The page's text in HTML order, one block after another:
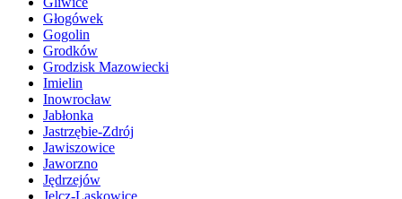
Głogówek
Gogolin
Grodków
Grodzisk Mazowiecki
Imielin
Inowrocław
Jabłonka
Jastrzębie-Zdrój
Jawiszowice
Jaworzno
Jędrzejów
Jelcz-Laskowice